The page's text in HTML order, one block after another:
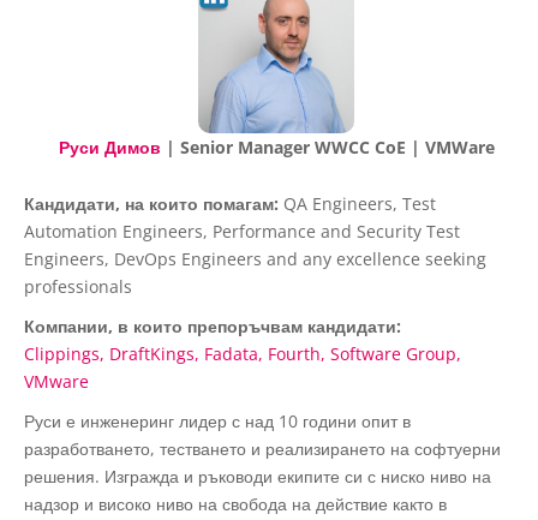
Руси Димов | Senior Manager WWCC CoE | VMWare
Кандидати, на които помагам: QA Engineers, Test
Automation Engineers, Performance and Security Test
Engineers, DevOps Engineers and any excellence seeking
professionals
Компании, в които препоръчвам кандидати:
Clippings DraftKings Fadata Fourth Software Group
VMware
Руси е инженеринг лидер с над 10 години опит в
разработването, тестването и реализирането на софтуерни
решения. Изгражда и ръководи екипите си с ниско ниво на
надзор и високо ниво на свобода на действие както в